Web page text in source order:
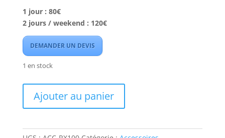
1 jour : 80€
2 jours / weekend : 120€
DEMANDER UN DEVIS
1 en stock
Pack
compact
Ajouter au panier